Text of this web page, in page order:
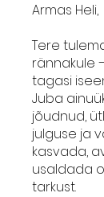
Armas Heli,
Tere
rännakule
tagasi
Juba
jõudnud,
julguse ja
kasvada,
usaldada
tarkust.